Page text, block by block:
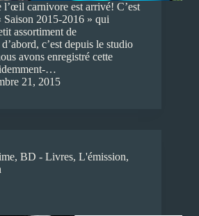
l’œil carnivore est arrivé! C’est
Saison 2015-2016 » qui
assortiment de
c’est depuis le studio
avons enregistré cette
…
21, 2015
, BD - Livres, L'émission,